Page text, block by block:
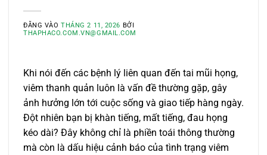
ĐĂNG VÀOTHÁNG 2 11, 2026 BỞI
THAPHACO.COM.VN@GMAIL.COM
Khi nói đến các bệnh lý liên quan đến tai mũi họng,
viêm thanh quản luôn là vấn đề thường gặp, gây
ảnh hưởng lớn tới cuộc sống và giao tiếp hàng ngày.
Đột nhiên bạn bị khàn tiếng, mất tiếng, đau họng
kéo dài? Đây không chỉ là phiền toái thông thường
mà còn là dấu hiệu cảnh báo của tình trạng viêm